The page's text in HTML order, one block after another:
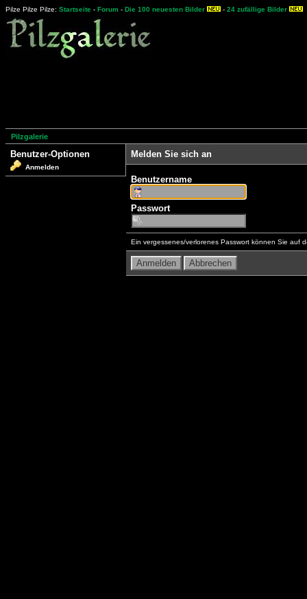
Pilze Pilze Pilze: Startseite - Forum - Die 100 neuesten Bilder - 24 zufällige Bilder
Pilzgalerie
Benutzer-Optionen
Anmelden
Melden Sie sich an
Benutzername
Passwort
Ein vergessenes/verlorenes Passwort können Sie auf